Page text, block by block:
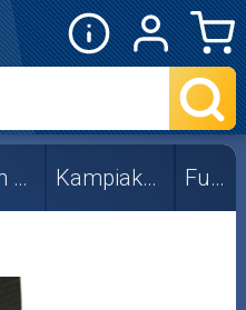
Moottorin osat Kampiakselit Fude